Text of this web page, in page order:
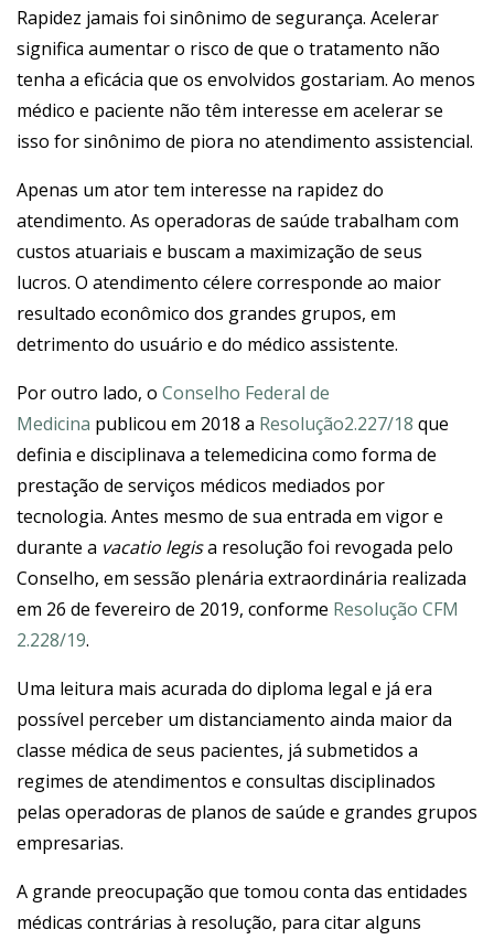
Rapidez jamais foi sinônimo de segurança. Acelerar
significa aumentar o risco de que o tratamento não
tenha a eficácia que os envolvidos gostariam. Ao menos
médico e paciente não têm interesse em acelerar se
isso for sinônimo de piora no atendimento assistencial.
Apenas um ator tem interesse na rapidez do
atendimento. As operadoras de saúde trabalham com
custos atuariais e buscam a maximização de seus
lucros. O atendimento célere corresponde ao maior
resultado econômico dos grandes grupos, em
detrimento do usuário e do médico assistente.
Por outro lado, o Conselho Federal de
Medicina publicou em 2018 a Resolução2.227/18 que
definia e disciplinava a telemedicina como forma de
prestação de serviços médicos mediados por
tecnologia. Antes mesmo de sua entrada em vigor e
durante a vacatio legisa resolução foi revogada pelo
Conselho, em sessão plenária extraordinária realizada
em 26 de fevereiro de 2019, conforme Resolução CFM
2.228/19.
Uma leitura mais acurada do diploma legal e já era
possível perceber um distanciamento ainda maior da
classe médica de seus pacientes, já submetidos a
regimes de atendimentos e consultas disciplinados
pelas operadoras de planos de saúde e grandes grupos
empresarias.
A grande preocupação que tomou conta das entidades
médicas contrárias à resolução, para citar alguns